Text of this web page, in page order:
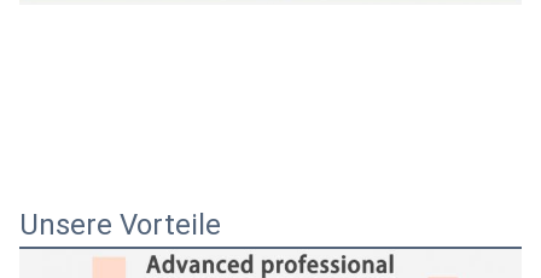
Unsere Vorteile